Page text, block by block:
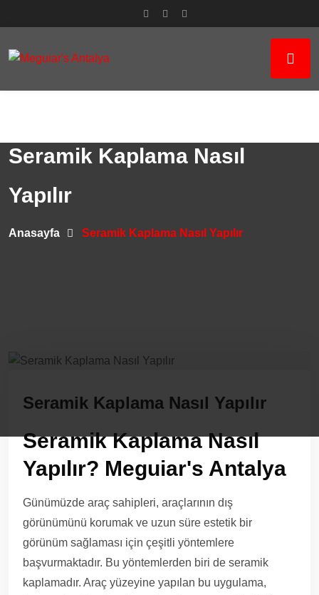
Seramik Kaplama Nasıl
Yapılır
Anasayfa Seramik Kaplama Nasıl Yapılır
Seramik Kaplama Nasıl Yapılır
Seramik Kaplama Nasıl
Yapılır? Meguiar's Antalya
Günümüzde araç sahipleri, araçlarının dış
görünümünü korumak ve uzun süre estetik bir
görünüm sağlaması için çeşitli yöntemlere
başvurmaktadır. Bu yöntemlerden biri de seramik
kaplamadır. Araç yüzeyine yapılan bu uygulama,